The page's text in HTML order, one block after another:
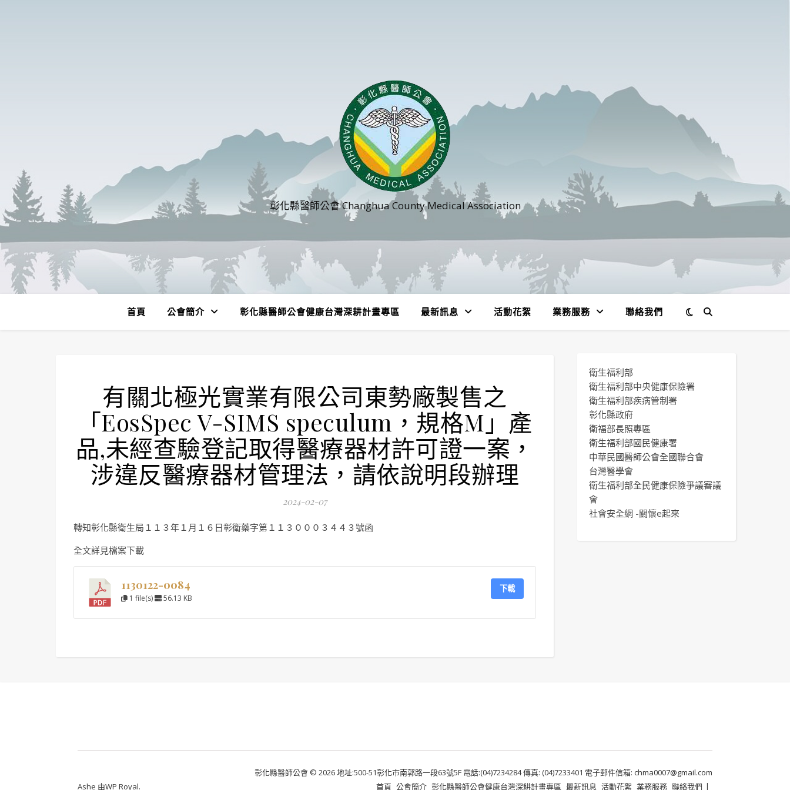
彰化縣醫師公會 Changhua County Medical Association
首頁 公會簡介 彰化縣醫師公會健康台灣深耕計畫專區 最新訊息 活動花絮 業務服務 聯絡我們
有關北極光實業有限公司東勢廠製售之
「EosSpec V-SIMS speculum，規格M」產
品,未經查驗登記取得醫療器材許可證一案，
涉違反醫療器材管理法，請依說明段辦理
2024-02-07
轉知彰化縣衛生局１１３年１月１６日彰衛藥字第１１３０００３４４３號函
全文詳見檔案下載
1130122-0084
1 file(s) 56.13 KB
下載
衛生福利部
衛生福利部中央健康保險署
衛生福利部疾病管制署
彰化縣政府
衛福部長照專區
衛生福利部國民健康署
中華民國醫師公會全國聯合會
台灣醫學會
衛生福利部全民健康保險爭議審議
會
社會安全網 -關懷e起來
彰化縣醫師公會 © 2026 地址:500-51彰化市南郭路一段63號5F 電話:(04)7234284 傳真: (04)7233401 電子郵件信箱: chma0007@gmail.com
首頁 公會簡介 彰化縣醫師公會健康台灣深耕計畫專區 最新訊息 活動花絮 業務服務 聯絡我們
Ashe 由WP Royal.